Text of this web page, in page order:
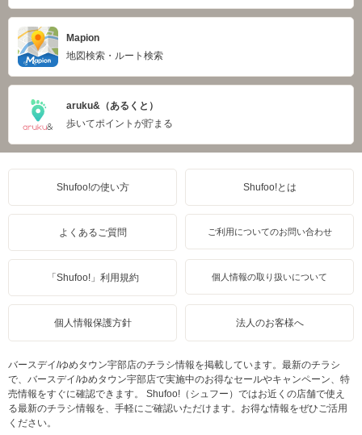
Mapion
地図検索・ルート検索
aruku&（あるくと）
歩いてポイントが貯まる
Shufoo!の使い方 Shufoo!とは
よくあるご質問 ご利用についてのお問い合わせ
「Shufoo!」利用規約 個人情報の取り扱いについて
個人情報保護方針 法人のお客様へ
バースデイ/ゆめタウン宇部店のチラシ情報を掲載しています。最新のチラシ
で、バースデイ/ゆめタウン宇部店で実施中のお得なセールやキャンペーン、特
売情報をすぐに確認できます。 Shufoo!（シュフー）ではお近くの店舗で使え
る最新のチラシ情報を、手軽にご確認いただけます。お得な情報をぜひご活用
ください。